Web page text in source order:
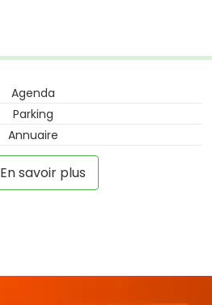
Agenda
Parking
Annuaire
En savoir plus